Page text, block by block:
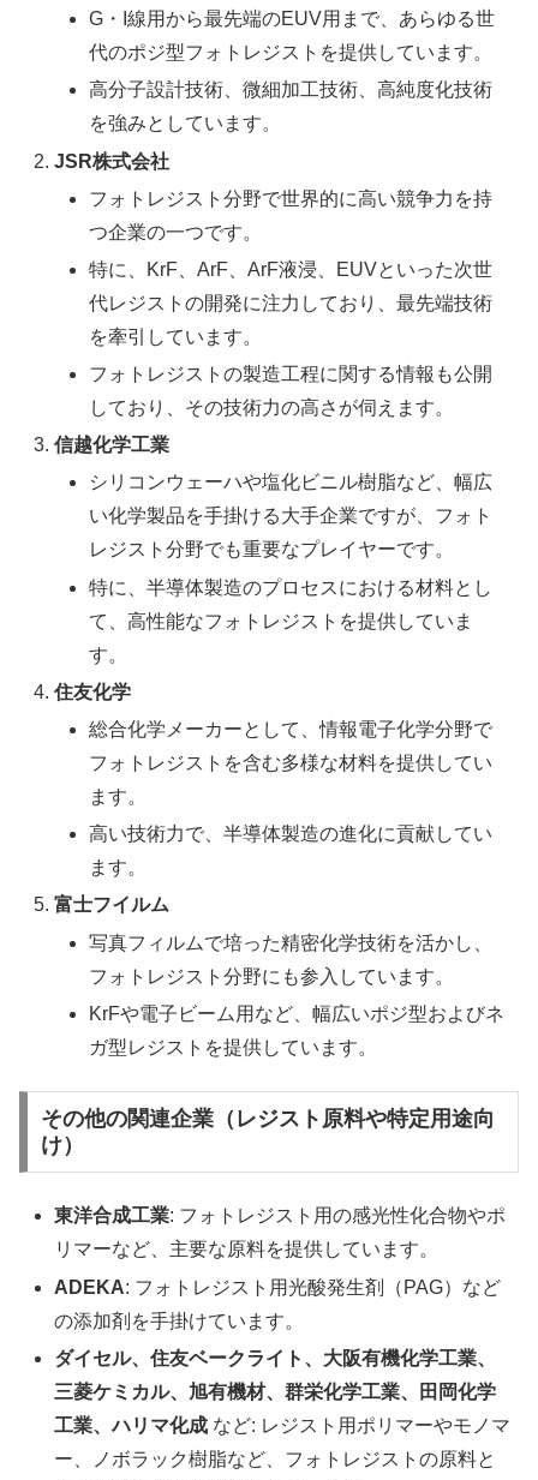
G・I線用から最先端のEUV用まで、あらゆる世
代のポジ型フォトレジストを提供しています。
高分子設計技術、微細加工技術、高純度化技術
を強みとしています。
JSR株式会社
フォトレジスト分野で世界的に高い競争力を持
つ企業の一つです。
特に、KrF、ArF、ArF液浸、EUVといった次世
代レジストの開発に注力しており、最先端技術
を牽引しています。
フォトレジストの製造工程に関する情報も公開
しており、その技術力の高さが伺えます。
信越化学工業
シリコンウェーハや塩化ビニル樹脂など、幅広
い化学製品を手掛ける大手企業ですが、フォト
レジスト分野でも重要なプレイヤーです。
特に、半導体製造のプロセスにおける材料とし
て、高性能なフォトレジストを提供していま
す。
住友化学
総合化学メーカーとして、情報電子化学分野で
フォトレジストを含む多様な材料を提供してい
ます。
高い技術力で、半導体製造の進化に貢献してい
ます。
富士フイルム
写真フィルムで培った精密化学技術を活かし、
フォトレジスト分野にも参入しています。
KrFや電子ビーム用など、幅広いポジ型およびネ
ガ型レジストを提供しています。
その他の関連企業（レジスト原料や特定用途向
け）
東洋合成工業: フォトレジスト用の感光性化合物やポ
リマーなど、主要な原料を提供しています。
ADEKA: フォトレジスト用光酸発生剤（PAG）など
の添加剤を手掛けています。
ダイセル、住友ベークライト、大阪有機化学工業、
三菱ケミカル、旭有機材、群栄化学工業、田岡化学
工業、ハリマ化成 など: レジスト用ポリマーやモノマ
ー、ノボラック樹脂など、フォトレジストの原料と